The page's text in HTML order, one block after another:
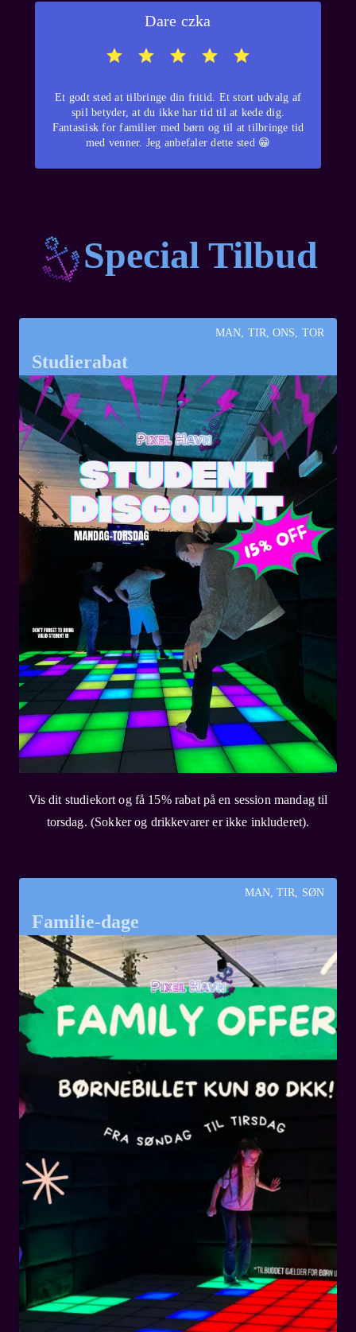
Dare czka
Et godt sted at tilbringe din fritid. Et stort udvalg af
spil betyder, at du ikke har tid til at kede dig.
Fantastisk for familier med børn og til at tilbringe tid
med venner. Jeg anbefaler dette sted 😁
Special Tilbud
MAN, TIR, ONS, TOR
Studierabat
Vis dit studiekort og få 15% rabat på en session mandag til
torsdag. (Sokker og drikkevarer er ikke inkluderet).
MAN, TIR, SØN
Familie-dage